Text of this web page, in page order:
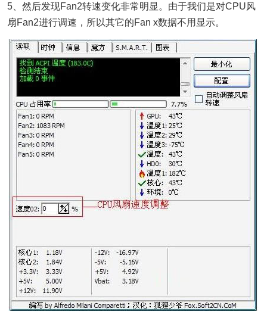
5、然后发现Fan2转速变化非常明显。由于我们是对CPU风
扇Fan2进行调速，所以其它的Fan x数据不用显示。